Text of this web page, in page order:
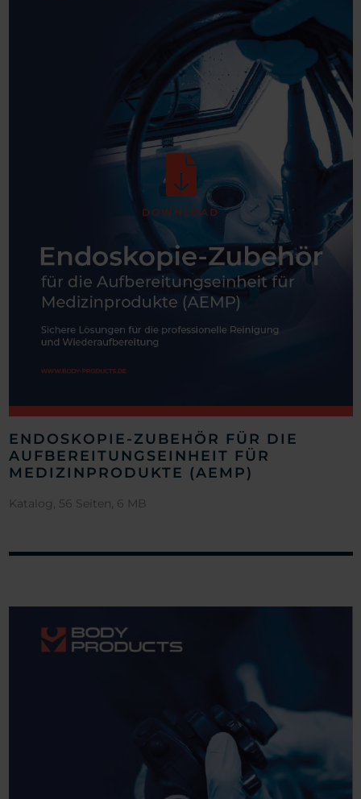
DOWNLOAD
ENDOSKOPIE-ZUBEHÖR FÜR DIE
AUFBEREITUNGSEINHEIT FÜR
MEDIZINPRODUKTE (AEMP)
Katalog, 56 Seiten, 6 MB